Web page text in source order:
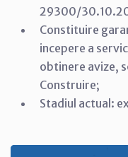
29300/
Constituire
incepere a
obtinere avize,
Construire;
Stadiul actual: